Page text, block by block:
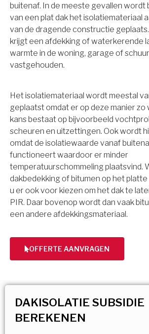
buitenaf. In de meeste gevallen wordt
van een plat dak het isolatiemateriaal
van de dragende constructie
krijgt een afdekking of waterkerende
warmte in de woning, garage of
vastgehouden.
Het isolatiemateriaal wordt meestal
geplaatst omdat er op deze manier zo
kans bestaat op bijvoorbeeld
scheuren en uitzettingen. Ook wordt
omdat de isolatiewaarde vanaf
functioneert waardoor er minder
temperatuurschommeling plaatsvind.
dakbedekking of bitumen op het platte
u er ook voor kiezen om het dak te
PIR. Daar bovenop wordt dan vaak
een andere afdekkingsmateriaal.
OFFERTE AANVRAGEN
DAKISOLATIE SUBSIDIE
BEREKENEN